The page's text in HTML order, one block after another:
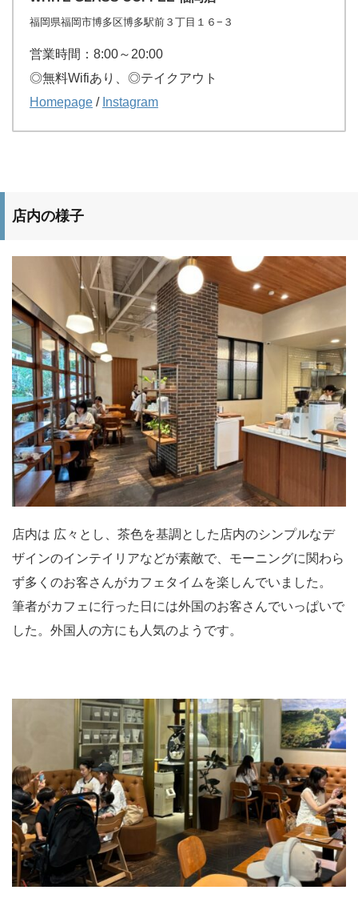
福岡県福岡市博多区博多駅前３丁目１６−３
営業時間：8:00～20:00
◎無料Wifiあり、◎テイクアウト
Homepage / Instagram
店内の様子
店内は 広々とし、茶色を基調とした店内のシンプルなデ
ザインのインテイリアなどが素敵で、モーニングに関わら
ず多くのお客さんがカフェタイムを楽しんでいました。
筆者がカフェに行った日には外国のお客さんでいっぱいで
した。外国人の方にも人気のようです。